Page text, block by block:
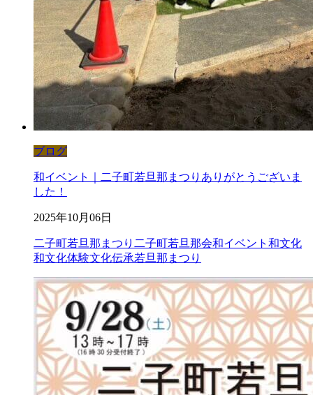
ブログ
和イベント｜二子町若旦那まつりありがとうございま
した！
2025年10月06日
二子町若旦那まつり 二子町若旦那会和イベント 和文化
和文化体験文化伝承若旦那まつり